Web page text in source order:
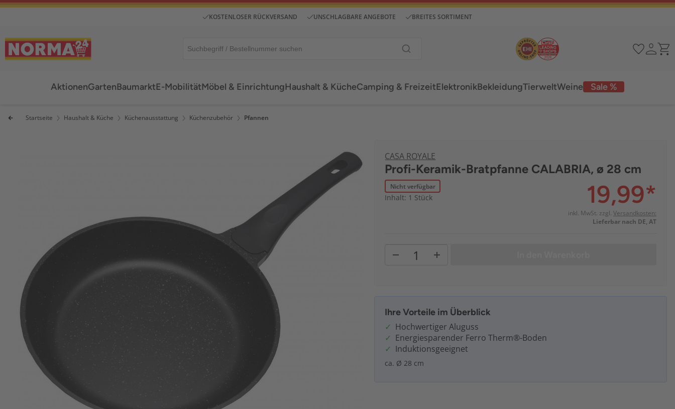
KOSTENLOSER RÜCKVERSAND UNSCHLAGBARE ANGEBOTE BREITES SORTIMENT
AktionenGartenBaumarktE-MobilitätMöbel & EinrichtungHaushalt & KücheCamping & Freizeit Sale %
ElektronikBekleidungTierweltWeine
Startseite Haushalt & Küche Küchenausstattung Küchenzubehör Pfannen
CASA ROYALE
Profi-Keramik-Bratpfanne CALABRIA, ø 28 cm
Nicht verfügbar
Inhalt: 1 Stück 19,99*
inkl. MwSt. zzgl. Versandkosten:
Lieferbar nach DE, AT
Ihre Vorteile im Überblick
Hochwertiger Aluguss
Energiesparender Ferro Therm®-Boden
Induktionsgeeignet
ca. Ø 28 cm